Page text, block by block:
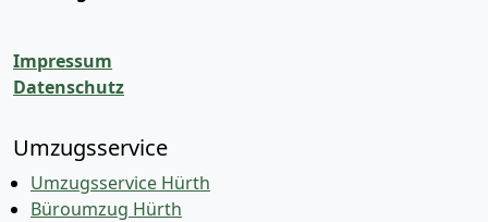
Impressum
Datenschutz
Umzugsservice
Umzugsservice Hürth
Büroumzug Hürth